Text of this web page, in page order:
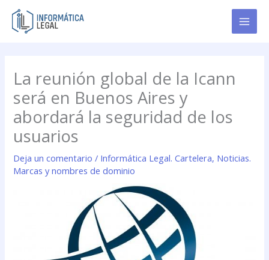
contenido
La reunión global de la Icann
será en Buenos Aires y
abordará la seguridad de los
usuarios
Deja un comentario / Informática Legal. Cartelera, Noticias.
Marcas y nombres de dominio